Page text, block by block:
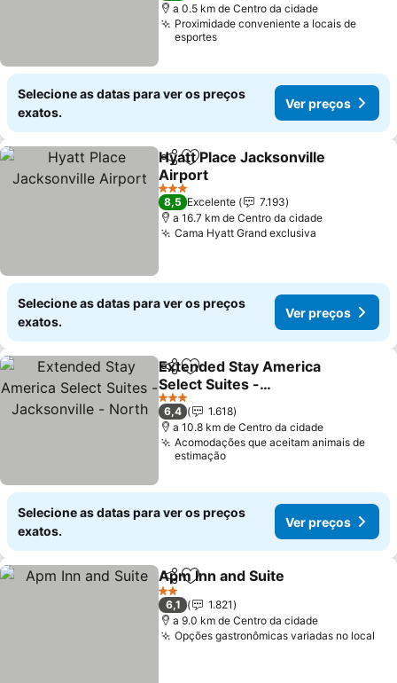
a 0.5 km de Centro da cidade
Proximidade conveniente a locais de
esportes
Selecione as datas para ver os preços
exatos.
Ver preços
PartilharAdicionar aos favoritos
Hyatt Place Jacksonville
Airport
Ver preços
3 Estrelas
8,5 Excelente
7.193
a 16.7 km de Centro da cidade
Cama Hyatt Grand exclusiva
Selecione as datas para ver os preços
exatos.
Ver preços
PartilharAdicionar aos favoritos
Extended Stay America
Select Suites -
Jacksonville - North
Ver preços
3 Estrelas
6,4
1.618
a 10.8 km de Centro da cidade
Acomodações que aceitam animais de
estimação
Selecione as datas para ver os preços
exatos.
Ver preços
PartilharAdicionar aos favoritos
Apm Inn and Suite
2 Estrelas
6,1
1.821
a 9.0 km de Centro da cidade
Opções gastronômicas variadas no local